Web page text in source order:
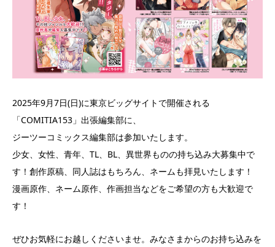
2025年9月7日(日)に東京ビッグサイトで開催される
「COMITIA153」出張編集部に、
ジーツーコミックス編集部は参加いたします。
少女、女性、青年、TL、BL、異世界ものの持ち込み大募集中で
す！創作原稿、同人誌はもちろん、ネームも拝見いたします！
漫画原作、ネーム原作、作画担当などをご希望の方も大歓迎で
す！
ぜひお気軽にお越しくださいませ。みなさまからのお持ち込みを